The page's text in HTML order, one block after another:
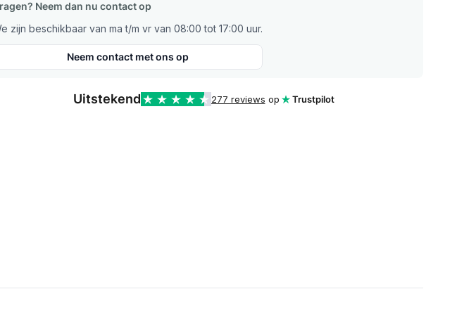
Neem dan nu contact op
zijn beschikbaar van ma t/m vr van 08:00 tot 17:00 uur.
Neem contact met ons op
Uitstekend 277 reviews op Trustpilot